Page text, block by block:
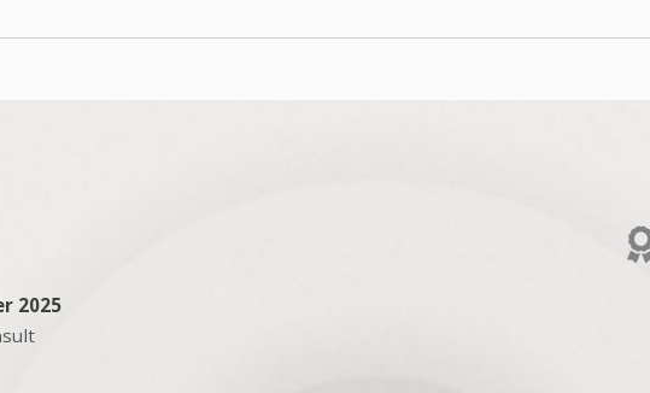
2025